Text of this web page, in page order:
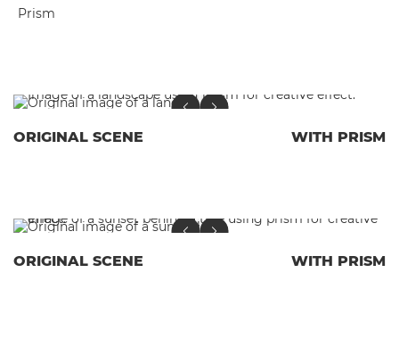
Prism
ORIGINAL SCENE WITH PRISM
ORIGINAL SCENE WITH PRISM